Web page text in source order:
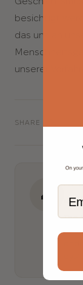
besichtigt
das uns an
unserer
SHARE
👤
MY
The